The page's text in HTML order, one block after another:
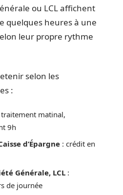
ou LCL affichent
quelques heures à une
leur propre rythme
selon les
:
traitement matinal,
9h
d’Épargne : crédit en
Générale, LCL :
de journée